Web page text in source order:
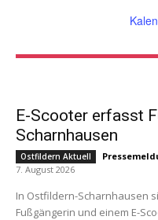
E-Scooter erfasst
Scharnhausen
Ostfildern Aktuell
7. August 2026
In Ostfildern-Scharnhausen
Fußgängerin und einem E-